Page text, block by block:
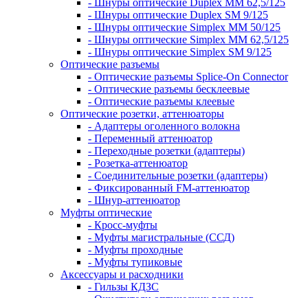
- Шнуры оптические Duplex MM 62,5/125
- Шнуры оптические Duplex SM 9/125
- Шнуры оптические Simplex MM 50/125
- Шнуры оптические Simplex MM 62,5/125
- Шнуры оптические Simplex SM 9/125
Оптические разъемы
- Оптические разъемы Splice-On Connector
- Оптические разъемы бесклеевые
- Оптические разъемы клеевые
Оптические розетки, аттенюаторы
- Адаптеры оголенного волокна
- Переменный аттенюатор
- Переходные розетки (адаптеры)
- Розетка-аттенюатор
- Соединительные розетки (адаптеры)
- Фиксированный FM-аттенюатор
- Шнур-аттенюатор
Муфты оптические
- Кросс-муфты
- Муфты магистральные (ССД)
- Муфты проходные
- Муфты тупиковые
Аксессуары и расходники
- Гильзы КДЗС